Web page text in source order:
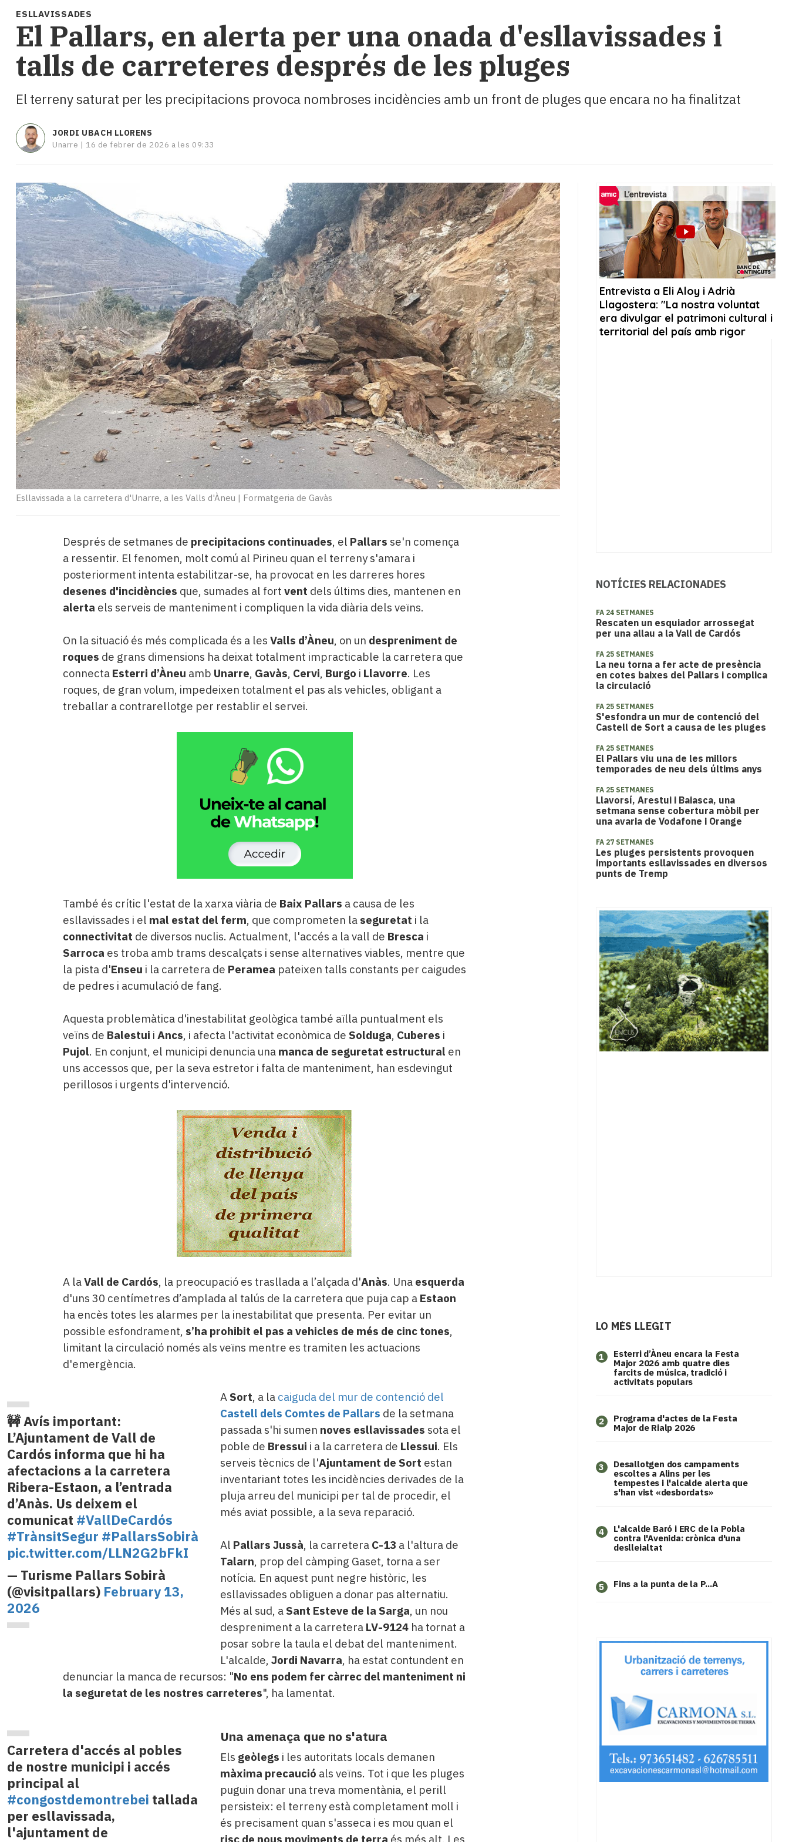
i
turisme
Cultura
Esports
Mai
tant!
i
El
temps
Enquestes
A
escena!
Dis
la
teva!
Subscriptors
La
newsletter
del
Pallars
Contingut
patrocinat
Lo
més
llegit...
Editorial
ESLLAVISSADES
El Pallars, en alerta per una onada d'esllavissades i
talls de carreteres després de les pluges
El terreny saturat per les precipitacions provoca nombroses incidències amb un front de pluges que encara no ha finalitzat
JORDI UBACH LLORENS
Unarre | 16 de febrer de 2026 a les 09:33
Esllavissada a la carretera d'Unarre, a les Valls d'Àneu | Formatgeria de Gavàs
Després de setmanes de precipitacions continuades, el Pallars se'n comença
a ressentir. El fenomen, molt comú al Pirineu quan el terreny s'amara i
posteriorment intenta estabilitzar-se, ha provocat en les darreres hores
desenes d'incidències que, sumades al fort vent dels últims dies, mantenen en
alerta els serveis de manteniment i compliquen la vida diària dels veïns.
On la situació és més complicada és a les Valls d’Àneu, on un despreniment de
roques de grans dimensions ha deixat totalment impracticable la carretera que
connecta Esterri d’Àneu amb Unarre, Gavàs, Cervi, Burgo i Llavorre. Les
roques, de gran volum, impedeixen totalment el pas als vehicles, obligant a
treballar a contrarellotge per restablir el servei.
També és crític l'estat de la xarxa viària de Baix Pallars a causa de les
esllavissades i el mal estat del ferm, que comprometen la seguretat i la
connectivitat de diversos nuclis. Actualment, l'accés a la vall de Bresca i
Sarroca es troba amb trams descalçats i sense alternatives viables, mentre que
la pista d'Enseu i la carretera de Peramea pateixen talls constants per caigudes
de pedres i acumulació de fang.
Aquesta problemàtica d'inestabilitat geològica també aïlla puntualment els
veïns de Balestui i Ancs, i afecta l'activitat econòmica de Solduga, Cuberes i
Pujol. En conjunt, el municipi denuncia una manca de seguretat estructural en
uns accessos que, per la seva estretor i falta de manteniment, han esdevingut
perillosos i urgents d'intervenció.
A laVall de Cardós, la preocupació es trasllada a l’alçada d'Anàs. Una esquerda
d'uns 30 centímetres d’amplada al talús de la carretera que puja cap a Estaon
ha encès totes les alarmes per la inestabilitat que presenta. Per evitar un
possible esfondrament, s’ha prohibit el pas a vehicles de més de cinc tones,
limitant la circulació només als veïns mentre es tramiten les actuacions
d'emergència.
🚧 Avís important:
L’Ajuntament de Vall de
Cardós informa que hi ha
afectacions a la carretera
Ribera-Estaon, a l’entrada
d’Anàs. Us deixem el
comunicat #VallDeCardós
#TrànsitSegur #PallarsSobirà
pic.twitter.com/LLN2G2bFkI
— Turisme Pallars Sobirà
(@visitpallars) February 13,
2026
A Sort, a la caiguda del mur de contenció del
Castell dels Comtes de Pallars de la setmana
passada s'hi sumen noves esllavissades sota el
poble de Bressui i a la carretera de Llessui. Els
serveis tècnics de l'Ajuntament de Sort estan
inventariant totes les incidències derivades de la
pluja arreu del municipi per tal de procedir, el
més aviat possible, a la seva reparació.
Al Pallars Jussà, la carretera C-13 a l'altura de
Talarn, prop del càmping Gaset, torna a ser
notícia. En aquest punt negre històric, les
esllavissades obliguen a donar pas alternatiu.
Més al sud, a Sant Esteve de la Sarga, un nou
despreniment a la carretera LV-9124ha tornat a
posar sobre la taula el debat del manteniment.
L'alcalde, Jordi Navarra, ha estat contundent en
denunciar la manca de recursos: "No ens podem fer càrrec del manteniment ni
la seguretat de les nostres carreteres", ha lamentat.
Carretera d'accés al pobles
de nostre municipi i accés
principal al
#congostdemontrebei tallada
per esllavissada,
l'ajuntament de
Una amenaça que no s'atura
Els geòlegs i les autoritats locals demanen
màxima precaució als veïns. Tot i que les pluges
puguin donar una treva momentània, el perill
persisteix: el terreny està completament moll i
és precisament quan s'asseca i es mou quan el
risc de nous moviments de terra és més alt. Les
NOTÍCIES RELACIONADES
FA 24 SETMANES
Rescaten un esquiador arrossegat
per una allau a la Vall de Cardós
FA 25 SETMANES
La neu torna a fer acte de presència
en cotes baixes del Pallars i complica
la circulació
FA 25 SETMANES
S'esfondra un mur de contenció del
Castell de Sort a causa de les pluges
FA 25 SETMANES
El Pallars viu una de les millors
temporades de neu dels últims anys
FA 25 SETMANES
Llavorsí, Arestui i Baiasca, una
setmana sense cobertura mòbil per
una avaria de Vodafone i Orange
FA 27 SETMANES
​​Les pluges persistents provoquen
importants esllavissades en diversos
punts de Tremp
LO MÉS LLEGIT
1
Esterri d’Àneu encara la Festa
Major 2026 amb quatre dies
farcits de música, tradició i
activitats populars
2
Programa d'actes de la Festa
Major de Rialp 2026
3
​Desallotgen dos campaments
escoltes a Alins per les
tempestes i l'alcalde alerta que
s'han vist «desbordats»
4
L'alcalde Baró i ERC de la Pobla
contra l'Avenida: crònica d'una
deslleialtat
5 Fins a la punta de la P...A